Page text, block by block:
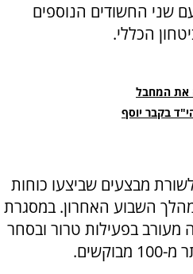
שני החשודים הנוספים
הכללי.
את המחבל
בקבר יוסף
מבצעים שביצעו כוחות
השבוע האחרון. במסגרת
בפעילות טרור ובסחר